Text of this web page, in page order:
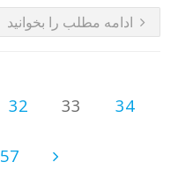
ادامه مطلب را بخوانید
32 33 34
57